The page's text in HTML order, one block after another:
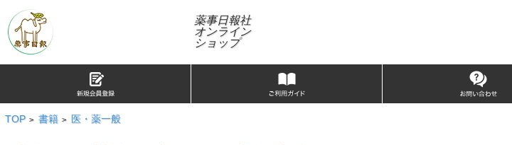
薬事日報社
オンライン
ショップ
TOP > 書籍 > 医・薬一般